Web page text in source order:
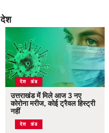
देश
उत्तराखंड
देश
उत्तराखंड में मिले आज 3 नए
कोरोना मरीज, कोई ट्रैवल हिस्ट्री
नहीं
उत्तराखंड
देश